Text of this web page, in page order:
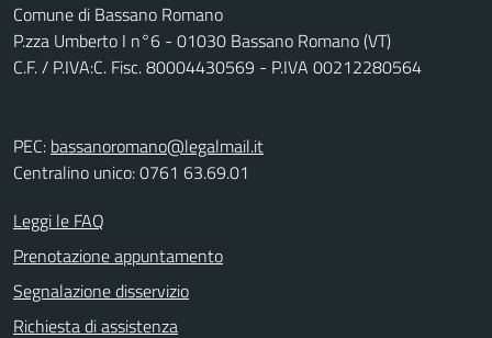
Comune di Bassano Romano
P.zza Umberto I n°6 - 01030 Bassano Romano (VT)
C.F. / P.IVA:C. Fisc. 80004430569 - P.IVA 00212280564
PEC: bassanoromano@legalmail.it
Centralino unico: 0761 63.69.01
Leggi le FAQ
Prenotazione appuntamento
Segnalazione disservizio
Richiesta di assistenza